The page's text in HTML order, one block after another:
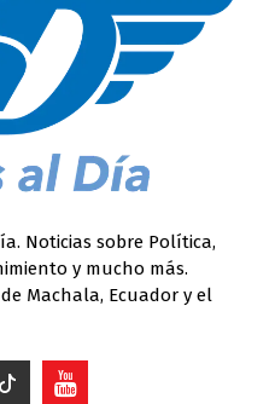
Noticias sobre Política,
y mucho más.
Machala, Ecuador y el